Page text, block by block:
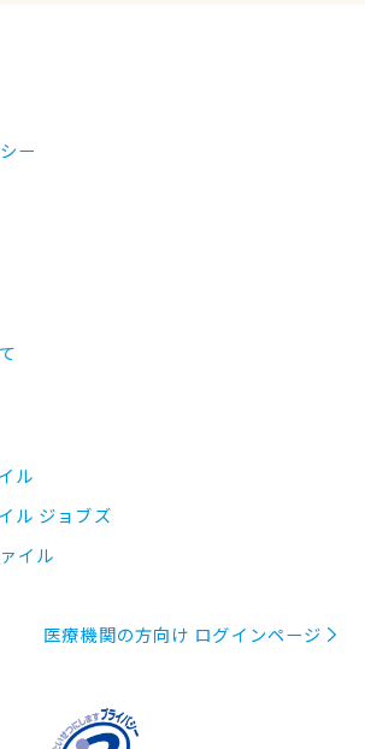
ー
ル
ル ジョブズ
イル
医療機関の方向け ログインページ